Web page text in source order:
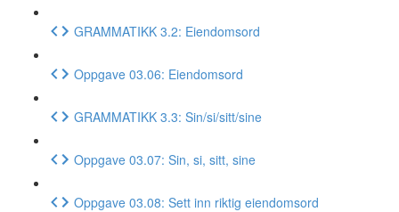
GRAMMATIKK 3.2: Eiendomsord
Oppgave 03.06: Eiendomsord
GRAMMATIKK 3.3: Sin/si/sitt/sine
Oppgave 03.07: Sin, si, sitt, sine
Oppgave 03.08: Sett inn riktig eiendomsord